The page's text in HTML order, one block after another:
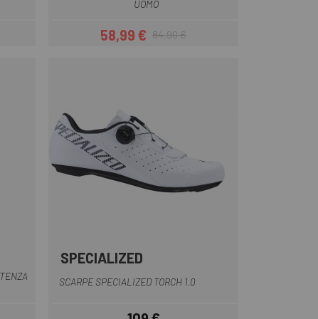
UOMO
Prezzo
58,99 €Prezzo base
84,90 €
Arancia
GialloBlu viola
SPECIALIZED
SCARPE SPECIALIZED TORCH 1.0